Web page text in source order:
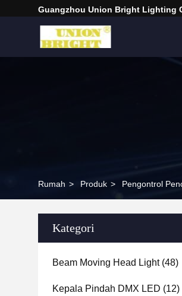
Guangzhou Union Bright Lighting
Rumah > Produk > Pengontrol
Kategori
Beam Moving Head Light(48)
Kepala Pindah DMX LED (12)